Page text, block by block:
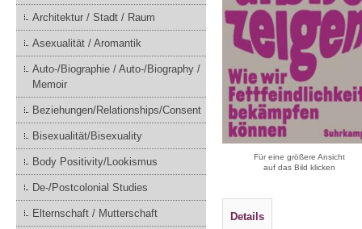
Architektur / Stadt / Raum
Asexualität / Aromantik
Auto-/Biographie / Auto-/Biography /
Memoir
Beziehungen/Relationships/Consent
Bisexualität/Bisexuality
Body Positivity/Lookismus
De-/Postcolonial Studies
Elternschaft / Mutterschaft
Für eine größere Ansicht
auf das Bild klicken
Details